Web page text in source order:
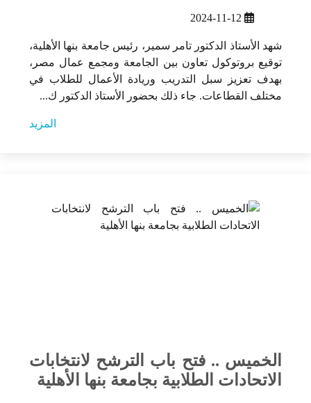
2024-11-12
شهد الأستاذ الدكتور تامر سمير، رئيس جامعة بنها الأهلية،
توقيع بروتوكول تعاون بين الجامعة ومجمع عمال مصر،
بهدف تعزيز سبل التدريب وريادة الأعمال للطلاب في
مختلف القطاعات. جاء ذلك بحضور الأستاذ الدكتور ك...
المزيد
الخميس .. فتح باب الترشح لانتخابات
الاتحادات الطلابية بجامعة بنها الأهلية